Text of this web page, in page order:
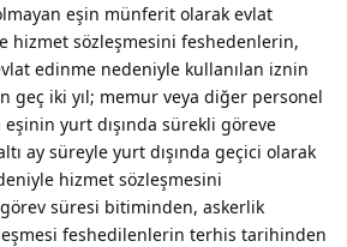
eşin münferit olarak evlat
hizmet sözleşmesini feshedenlerin,
edinme nedeniyle kullanılan iznin
geç iki yıl; memur veya diğer personel
yurt dışında sürekli göreve
ay süreyle yurt dışında geçici olarak
hizmet sözleşmesini
süresi bitiminden, askerlik
feshedilenlerin terhis tarihinden